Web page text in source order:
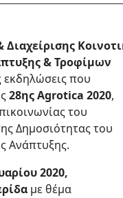
Διαχείρισης
& Τροφίμων
εκδηλώσεις που
28ης Agrotica 2020,
του
Δημοσιότητας του
Ανάπτυξης.
2020,
με θέμα